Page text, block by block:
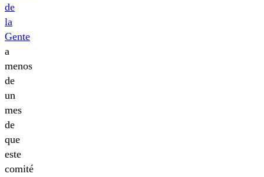
de
la
Gente
a
menos
de
un
mes
de
que
este
comité